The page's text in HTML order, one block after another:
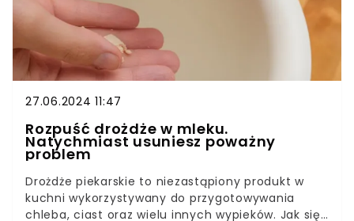
27.06.2024 11:47
Rozpuść drożdże w mleku.
Natychmiast usuniesz poważny
problem
Drożdże piekarskie to niezastąpiony produkt w
kuchni wykorzystywany do przygotowywania
chleba, ciast oraz wielu innych wypieków. Jak się